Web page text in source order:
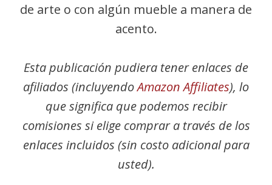
de arte o con algún mueble a manera de
acento.
Esta publicación pudiera tener enlaces de
afiliados (incluyendoAmazon Affiliates), lo
que significa que podemos recibir
comisiones si elige comprar a través de los
enlaces incluidos (sin costo adicional para
usted).